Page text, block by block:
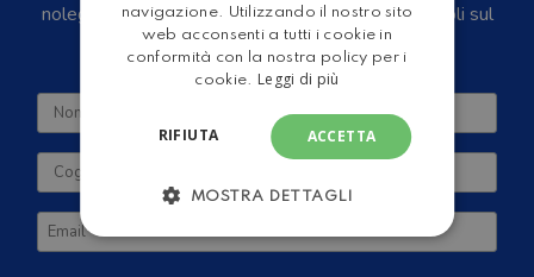
noleggio, eventi, video recensioni, iniziative e articoli sul
mondo del turismo outdoor.
navigazione. Utilizzando il nostro sito
web acconsenti a tutti i cookie in
conformità con la nostra policy per i
cookie. Leggi di più
ACCETTA
RIFIUTA
MOSTRA DETTAGLI